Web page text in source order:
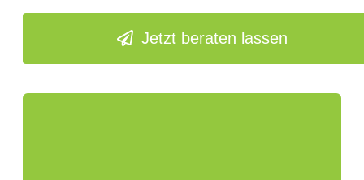
Jetzt beraten lassen